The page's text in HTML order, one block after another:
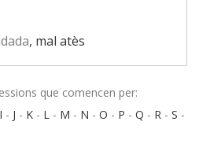
, mal atès
que comencen per:
I - J - K - L - M - N - O - P - Q - R - S -